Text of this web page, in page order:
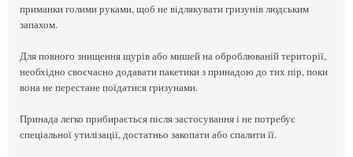
приманки голими руками, щоб не відлякувати гризунів людським
запахом.
Для повного знищення щурів або мишей на оброблюваній території,
необхідно своєчасно додавати пакетики з принадою до тих пір, поки
вона не перестане поїдатися гризунами.
Принада легко прибирається після застосування і не потребує
спеціальної утилізації, достатньо закопати або спалити її.